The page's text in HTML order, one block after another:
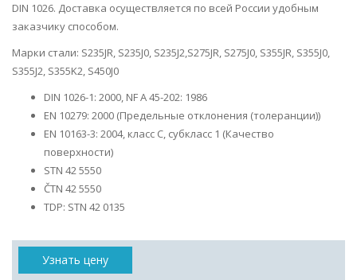
DIN 1026. Доставка осуществляется по всей России удобным
заказчику способом.
Марки стали: S235JR, S235J0, S235J2,S275JR, S275J0, S355JR, S355J0,
S355J2, S355K2, S450J0
DIN 1026-1: 2000, NF A 45-202: 1986
EN 10279: 2000 (Предельные отклонения (толеранции))
EN 10163-3: 2004, класс C, субкласс 1 (Качество
поверхности)
STN 42 5550
ČTN 42 5550
TDP: STN 42 0135
Узнать цену